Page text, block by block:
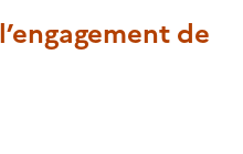
de